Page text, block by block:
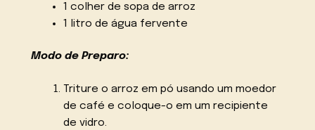
1 colher de sopa de arroz
1 litro de água fervente
Modo de Preparo:
Triture o arroz em pó usando um moedor
de café e coloque-o em um recipiente
de vidro.